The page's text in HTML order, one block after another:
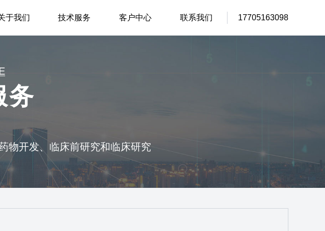
于我们 技术服务 客户中心 联系我们 17705163098
务
物开发、临床前研究和临床研究